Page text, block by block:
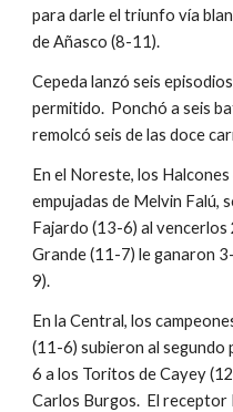
para darle el triunfo vía
de Añasco (8-11).
Cepeda lanzó seis
permitido.  Ponchó a seis
remolcó seis de las doce
En el Noreste, los
empujadas de Melvin Falú,
Fajardo (13-6) al
Grande (11-7) le ganaron
9).
En la Central, los
(11-6) subieron al segundo
6 a los Toritos de Cayey
Carlos Burgos.  El receptor